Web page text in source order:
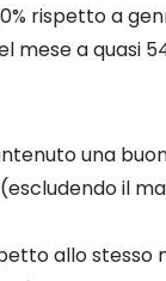
rispetto a
mese a quasi
una
il
allo stesso